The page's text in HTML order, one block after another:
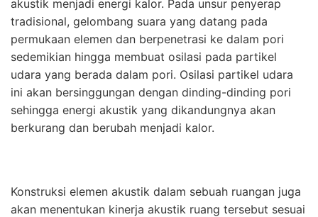
akustik menjadi energi kalor. Pada unsur penyerap
tradisional, gelombang suara yang datang pada
permukaan elemen dan berpenetrasi ke dalam pori
sedemikian hingga membuat osilasi pada partikel
udara yang berada dalam pori. Osilasi partikel udara
ini akan bersinggungan dengan dinding-dinding pori
sehingga energi akustik yang dikandungnya akan
berkurang dan berubah menjadi kalor.
Konstruksi elemen akustik dalam sebuah ruangan juga
akan menentukan kinerja akustik ruang tersebut sesuai